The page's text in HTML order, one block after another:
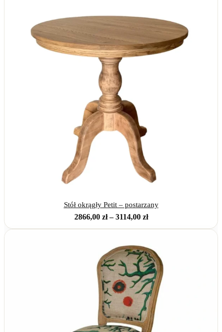
Stół okrągły Petit – postarzany
2866,00 zł – 3114,00 złZakres
do
3114,00 zł